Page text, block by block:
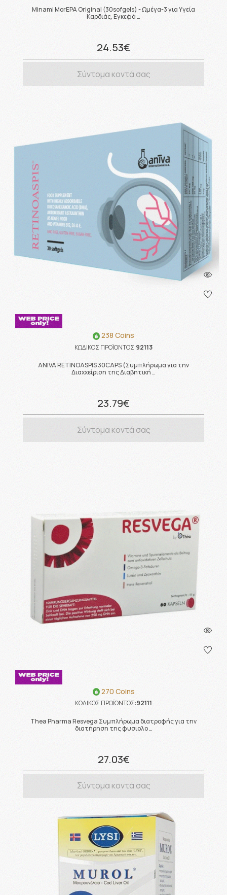
Minami MorEPA Original (30sofgels) - Ωμέγα-3 για Υγεία
Καρδιάς, Εγκεφά …
24.53€
Σύντομα κοντά σας
238 Coins
ΚΩΔΙΚΟΣ ΠΡΟΪΟΝΤΟΣ:92113
ANIVA RETINOASPIS 30CAPS (Συμπλήρωμα για την
Διαχχείριση της Διαβητική …
23.79€
Σύντομα κοντά σας
270 Coins
ΚΩΔΙΚΟΣ ΠΡΟΪΟΝΤΟΣ:92111
Thea Pharma Resvega Συμπλήρωμα διατροφής για την
διατήρηση της φυσιολο …
27.03€
Σύντομα κοντά σας